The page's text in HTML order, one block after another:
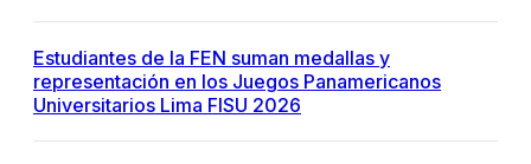
Estudiantes de la FEN suman medallas y
representación en los Juegos Panamericanos
Universitarios Lima FISU 2026